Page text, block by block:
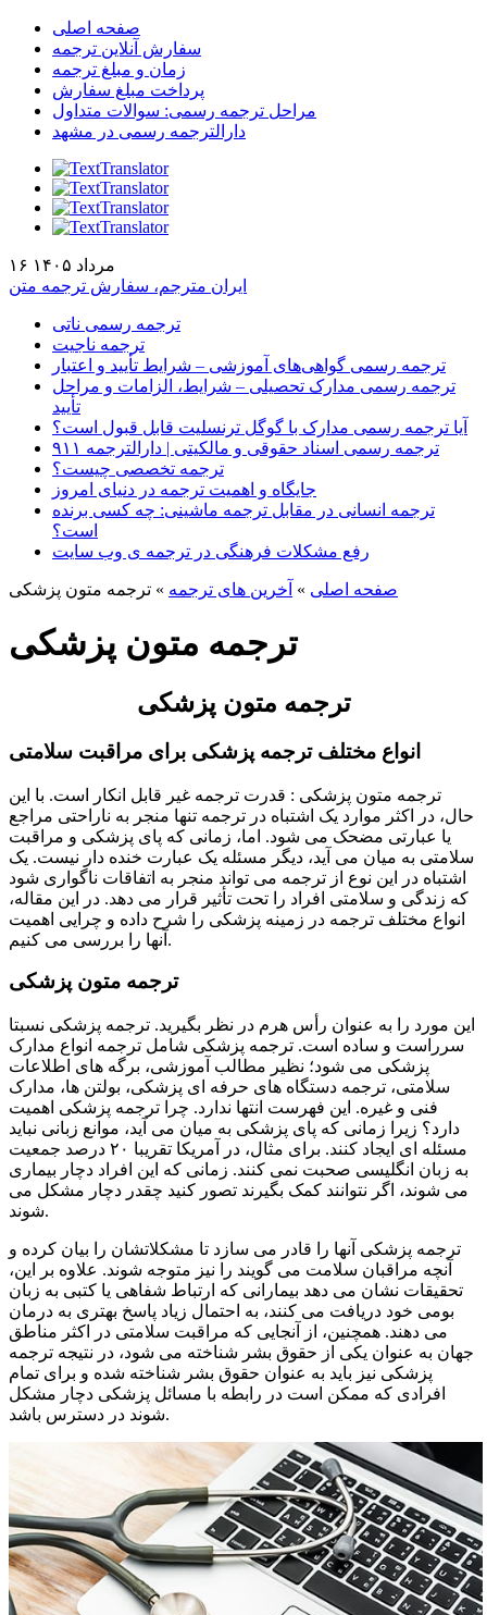
صفحه اصلی
سفارش آنلاین ترجمه
زمان و مبلغ ترجمه
پرداخت مبلغ سفارش
مراحل ترجمه رسمی: سوالات متداول
دارالترجمه رسمی در مشهد
۱۶ مرداد ۱۴۰۵
ایران مترجم، سفارش ترجمه متن
ترجمه رسمی ناتی
ترجمه ناجیت
ترجمه رسمی گواهی‌های آموزشی – شرایط تأیید و اعتبار
ترجمه رسمی مدارک تحصیلی – شرایط، الزامات و مراحل
تأیید
آیا ترجمه رسمی مدارک با گوگل ترنسلیت قابل قبول است؟
ترجمه رسمی اسناد حقوقی و مالکیتی | دارالترجمه ۹۱۱
ترجمه تخصصی چیست؟
جایگاه و اهمیت ترجمه در دنیای امروز
ترجمه انسانی در مقابل ترجمه ماشینی: چه کسی برنده
است؟
رفع مشکلات فرهنگی در ترجمه ی وب سایت
صفحه اصلی » آخرین های ترجمه » ترجمه متون پزشکی
ترجمه متون پزشکی
ترجمه متون پزشکی
انواع مختلف ترجمه پزشکی برای مراقبت سلامتی
ترجمه متون پزشکی : قدرت ترجمه غیر قابل انکار است. با این
حال، در اکثر موارد یک اشتباه در ترجمه تنها منجر به ناراحتی مراجع
یا عبارتی مضحک می شود. اما، زمانی که پای پزشکی و مراقبت
سلامتی به میان می آید، دیگر مسئله یک عبارت خنده دار نیست. یک
اشتباه در این نوع از ترجمه می تواند منجر به اتفاقات ناگواری شود
که زندگی و سلامتی افراد را تحت تأثیر قرار می دهد. در این مقاله،
انواع مختلف ترجمه در زمینه پزشکی را شرح داده و چرایی اهمیت
آنها را بررسی می کنیم.
ترجمه متون پزشکی
این مورد را به عنوان رأس هرم در نظر بگیرید. ترجمه پزشکی نسبتا
سرراست و ساده است. ترجمه پزشکی شامل ترجمه انواع مدارک
پزشکی می شود؛ نظیر مطالب آموزشی، برگه های اطلاعات
سلامتی، ترجمه دستگاه های حرفه ای پزشکی، بولتن ها، مدارک
فنی و غیره. این فهرست انتها ندارد. چرا ترجمه پزشکی اهمیت
دارد؟ زیرا زمانی که پای پزشکی به میان می آید، موانع زبانی نباید
مسئله ای ایجاد کنند. برای مثال، در آمریکا تقریبا ۲۰ درصد جمعیت
به زبان انگلیسی صحبت نمی کنند. زمانی که این افراد دچار بیماری
می شوند، اگر نتوانند کمک بگیرند تصور کنید چقدر دچار مشکل می
شوند.
ترجمه پزشکی آنها را قادر می سازد تا مشکلاتشان را بیان کرده و
آنچه مراقبان سلامت می گویند را نیز متوجه شوند. علاوه بر این،
تحقیقات نشان می دهد بیمارانی که ارتباط شفاهی یا کتبی به زبان
بومی خود دریافت می کنند، به احتمال زیاد پاسخ بهتری به درمان
می دهند. همچنین، از آنجایی که مراقبت سلامتی در اکثر مناطق
جهان به عنوان یکی از حقوق بشر شناخته می شود، در نتیجه ترجمه
پزشکی نیز باید به عنوان حقوق بشر شناخته شده و برای تمام
افرادی که ممکن است در رابطه با مسائل پزشکی دچار مشکل
شوند در دسترس باشد.